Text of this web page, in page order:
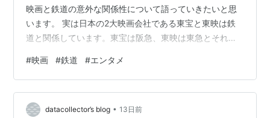
映画と鉄道の意外な関係性について語っていきたいと思
います。 実は日本の2大映画会社である東宝と東映は鉄
道と関係しています。東宝は阪急、東映は東急とそれぞ
電鉄とそれぞれ関係にあったなんてびっくりです。まさ
に東西の急行電鉄が映画に投資できるほどの巨大な財力
を持っていたということを思い知らされますね。 では、
どのようにして日本の2大映画会社は誕生したのでしょう
#映画 #鉄道 #エンタメ
datacollector’s blog • 13日前